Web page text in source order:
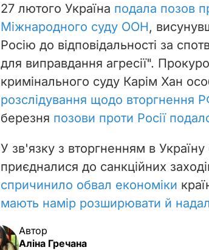
27 лютого Україна подала позов
Міжнародного суду ООН,
Росію до відповідальності за
для виправдання агресії".
кримінального суду Карім Хан
розслідування щодо вторгнення
березня позови проти Росії
У зв'язку з вторгненням в Україну
приєдналися до санкційних
спричинило обвал економіки
мають намір розширювати й
Автор
Аліна Гречана